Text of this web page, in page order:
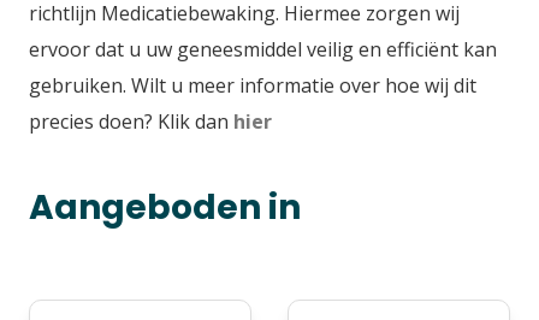
richtlijn Medicatiebewaking. Hiermee zorgen wij
ervoor dat u uw geneesmiddel veilig en efficiënt kan
gebruiken. Wilt u meer informatie over hoe wij dit
precies doen? Klik dan hier
Aangeboden in